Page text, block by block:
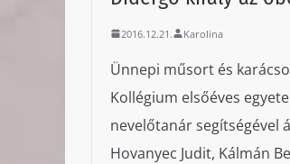
2016.12.21. Karolina
Ünnepi műsort és
Kollégium elsőéves
nevelőtanár segítségével
Hovanyec Judit, Kálmán